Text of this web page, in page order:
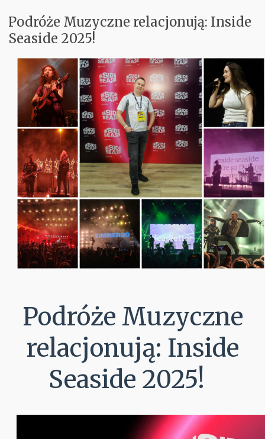
Koncerty
Aktualnie w Głośnikach
Recenzje
PM Odkrywają
Subiektywnie
Kontakt
Podróże Muzyczne relacjonują: Inside
Seaside 2025!
Podróże Muzyczne
relacjonują: Inside
Seaside 2025!